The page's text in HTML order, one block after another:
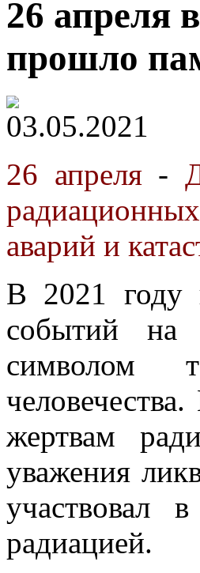
26 апреля
прошло
03.05.2021
26 апреля-
аварий и
В 2021 году
событий на
символом
жертвам
уважения
участвовал
радиацией.